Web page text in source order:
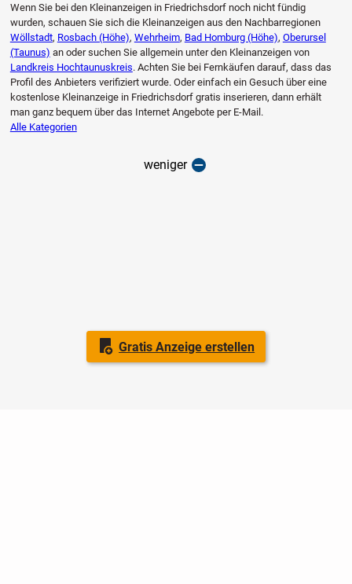
Gratis Anzeige erstellen
Wenn Sie bei den Kleinanzeigen in Friedrichsdorf noch nicht fündig
wurden, schauen Sie sich die Kleinanzeigen aus den Nachbarregionen
Wöllstadt, Rosbach (Höhe), Wehrheim, Bad Homburg (Höhe), Oberursel
(Taunus) an oder suchen Sie allgemein unter den Kleinanzeigen von
Landkreis Hochtaunuskreis. Achten Sie bei Fernkäufen darauf, dass das
Profil des Anbieters verifiziert wurde. Oder einfach ein Gesuch über eine
kostenlose Kleinanzeige in Friedrichsdorf gratis inserieren, dann erhält
man ganz bequem über das Internet Angebote per E-Mail.
Alle Kategorien
weniger